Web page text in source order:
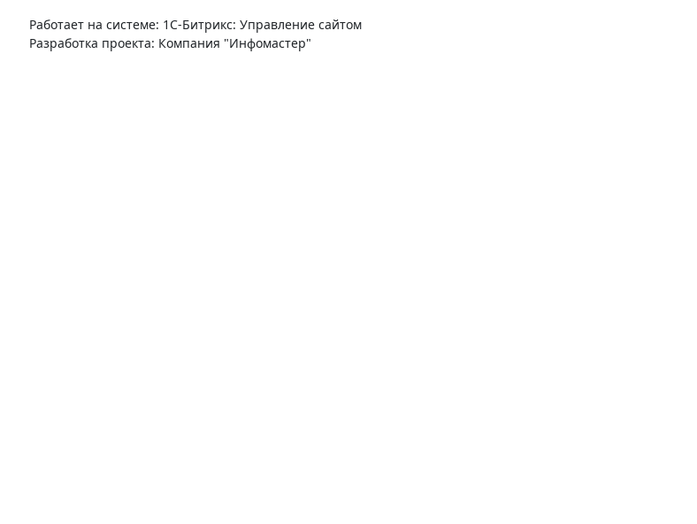
Работает на системе: 1С-Битрикс: Управление сайтом
Разработка проекта: Компания "Инфомастер"